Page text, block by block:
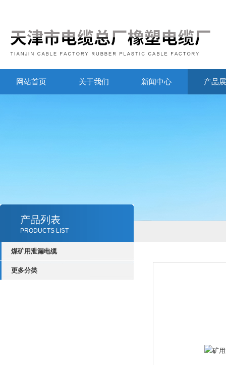
网站首页 关于我们 新闻中心 产品
产品列表
PRODUCTS LIST
煤矿用泄漏电缆
更多分类